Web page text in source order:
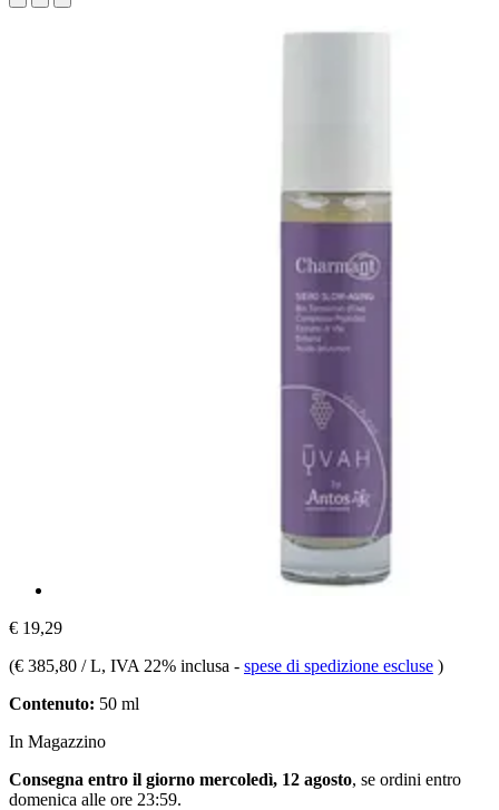
€ 19,29
(€ 385,80 / L, IVA 22% inclusa - spese di spedizione escluse )
Contenuto: 50 ml
In Magazzino
Consegna entro il giorno mercoledì, 12 agosto, se ordini entro
domenica alle ore 23:59.